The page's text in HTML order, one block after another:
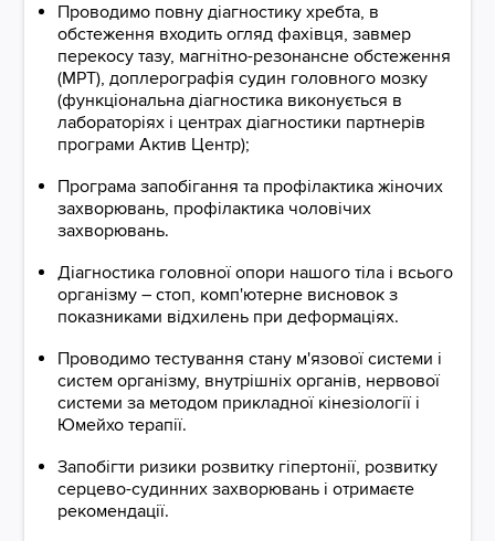
Проводимо повну діагностику хребта, в
обстеження входить огляд фахівця, завмер
перекосу тазу, магнітно-резонансне обстеження
(МРТ), доплерографія судин головного мозку
(функціональна діагностика виконується в
лабораторіях і центрах діагностики партнерів
програми Актив Центр);
Програма запобігання та профілактика жіночих
захворювань, профілактика чоловічих
захворювань.
Діагностика головної опори нашого тіла і всього
організму – стоп, комп'ютерне висновок з
показниками відхилень при деформаціях.
Проводимо тестування стану м'язової системи і
систем організму, внутрішніх органів, нервової
системи за методом прикладної кінезіології і
Юмейхо терапії.
Запобігти ризики розвитку гіпертонії, розвитку
серцево-судинних захворювань і отримаєте
рекомендації.